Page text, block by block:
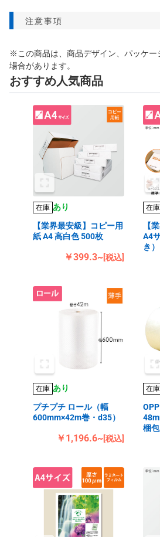
注意事項
※この商品は、商品デザイン、パッケー
場合があります。
おすすめ人気商品
在庫 あり
【業界最安級】コピー用
紙 A4 高白色 500枚
￥399.3~[税込]
在庫
【
A4
き）
在庫 あり
プチプチ ロール（幅
600mm×42m巻・d35）
￥1,196.6~[税込]
在庫
梱